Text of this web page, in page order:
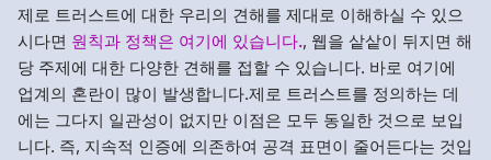
제로 트러스트에 대한 우리의 견해를 제대로 이해하실 수 있으
시다면 원칙과 정책은 여기에 있습니다., 웹을 샅샅이 뒤지면 해
당 주제에 대한 다양한 견해를 접할 수 있습니다. 바로 여기에
업계의 혼란이 많이 발생합니다.제로 트러스트를 정의하는 데
에는 그다지 일관성이 없지만 이점은 모두 동일한 것으로 보입
니다. 즉, 지속적 인증에 의존하여 공격 표면이 줄어든다는 것입